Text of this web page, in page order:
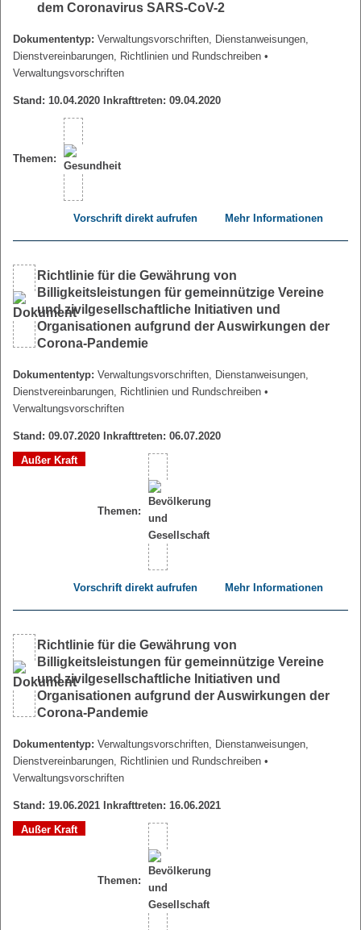
dem Coronavirus SARS-CoV-2
Dokumententyp: Verwaltungsvorschriften, Dienstanweisungen,
Dienstvereinbarungen, Richtlinien und Rundschreiben •
Verwaltungsvorschriften
Stand: 10.04.2020 Inkrafttreten: 09.04.2020
Themen:
Vorschrift direkt aufrufen Mehr Informationen
Richtlinie für die Gewährung von
Billigkeitsleistungen für gemeinnützige Vereine
und zivilgesellschaftliche Initiativen und
Organisationen aufgrund der Auswirkungen der
Corona-Pandemie
Dokumententyp: Verwaltungsvorschriften, Dienstanweisungen,
Dienstvereinbarungen, Richtlinien und Rundschreiben •
Verwaltungsvorschriften
Stand: 09.07.2020 Inkrafttreten: 06.07.2020
Außer Kraft
Themen:
Vorschrift direkt aufrufen Mehr Informationen
Richtlinie für die Gewährung von
Billigkeitsleistungen für gemeinnützige Vereine
und zivilgesellschaftliche Initiativen und
Organisationen aufgrund der Auswirkungen der
Corona-Pandemie
Dokumententyp: Verwaltungsvorschriften, Dienstanweisungen,
Dienstvereinbarungen, Richtlinien und Rundschreiben •
Verwaltungsvorschriften
Stand: 19.06.2021 Inkrafttreten: 16.06.2021
Außer Kraft
Themen: